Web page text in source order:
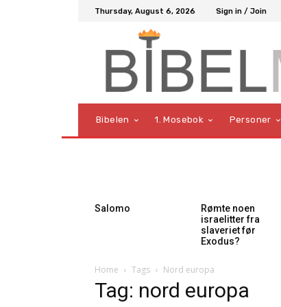
Thursday, August 6, 2026 Sign in / Join
Bibelen 1. Mosebok Personer
Salomo
Rømte noen
israelitter fra
slaveriet før
Exodus?
Home Tags Nord europa
Tag: nord europa